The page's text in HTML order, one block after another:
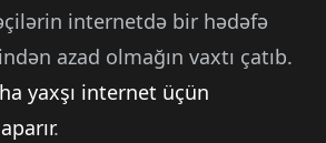
internetdə bir hədəfə
azad olmağın vaxtı çatıb.
yaxşı internet üçün
.